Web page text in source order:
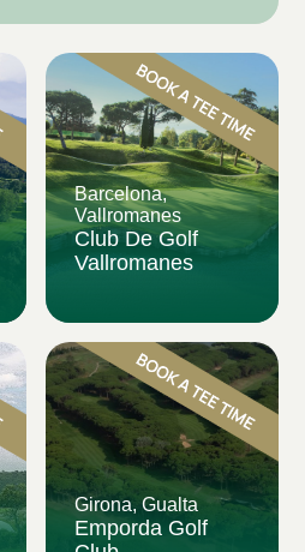
Barcelona,
Vallromanes
Club De Golf
Vallromanes
Girona, Gualta
Emporda Golf